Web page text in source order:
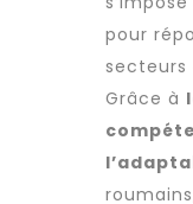
pour
Grâce à
roumains